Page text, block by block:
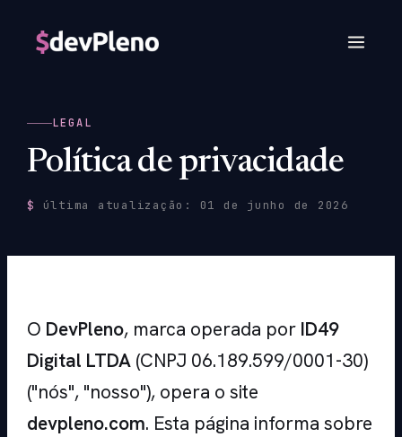
LEGAL
Política de privacidade
$ última atualização: 01 de junho de 2026
O DevPleno, marca operada por ID49
Digital LTDA (CNPJ 06.189.599/0001-30)
("nós", "nosso"), opera o site
devpleno.com. Esta página informa sobre